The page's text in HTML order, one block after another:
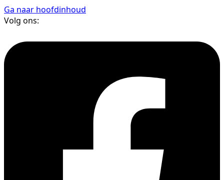
Ga naar hoofdinhoud
Volg ons: